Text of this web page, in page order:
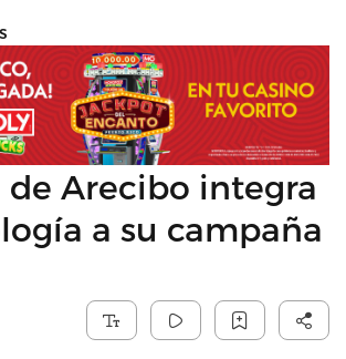
de Arecibo integra
a su campaña